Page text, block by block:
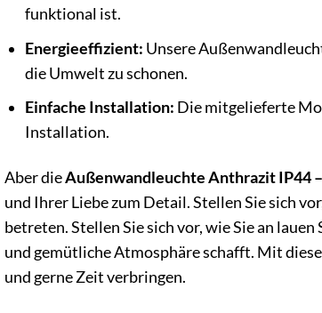
funktional ist.
Energieeffizient: Unsere
die Umwelt zu schonen.
Einfache Installation: Die mitgelieferte
Installation.
Aber dieAußenwandleuchte Anthrazit IP44
und Ihrer Liebe zum Detail. Stellen Sie sich
betreten. Stellen Sie sich vor, wie Sie an
und gemütliche Atmosphäre schafft. Mit
und gerne Zeit verbringen.